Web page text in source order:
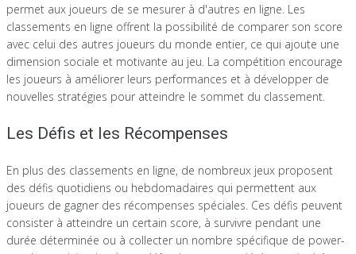
permet aux joueurs de se mesurer à d'autres en ligne. Les
classements en ligne offrent la possibilité de comparer son score
avec celui des autres joueurs du monde entier, ce qui ajoute une
dimension sociale et motivante au jeu. La compétition encourage
les joueurs à améliorer leurs performances et à développer de
nouvelles stratégies pour atteindre le sommet du classement.
Les Défis et les Récompenses
En plus des classements en ligne, de nombreux jeux proposent
des défis quotidiens ou hebdomadaires qui permettent aux
joueurs de gagner des récompenses spéciales. Ces défis peuvent
consister à atteindre un certain score, à survivre pendant une
durée déterminée ou à collecter un nombre spécifique de power-